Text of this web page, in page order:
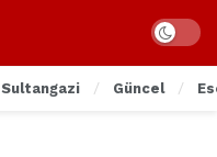
Sultangazi Güncel